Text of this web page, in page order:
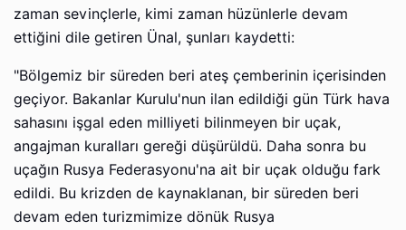
zaman sevinçlerle, kimi zaman hüzünlerle devam
ettiğini dile getiren Ünal, şunları kaydetti:
"Bölgemiz bir süreden beri ateş çemberinin içerisinden
geçiyor. Bakanlar Kurulu'nun ilan edildiği gün Türk hava
sahasını işgal eden milliyeti bilinmeyen bir uçak,
angajman kuralları gereği düşürüldü. Daha sonra bu
uçağın Rusya Federasyonu'na ait bir uçak olduğu fark
edildi. Bu krizden de kaynaklanan, bir süreden beri
devam eden turizmimize dönük Rusya